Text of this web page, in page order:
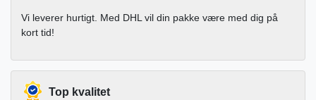
Vi leverer hurtigt. Med DHL vil din pakke være med dig på
kort tid!
Top kvalitet